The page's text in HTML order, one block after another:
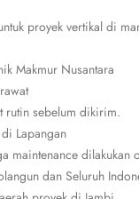
proyek vertikal di
Makmur Nusantara
rutin sebelum dikirim.
Lapangan
maintenance dilakukan
dan Seluruh